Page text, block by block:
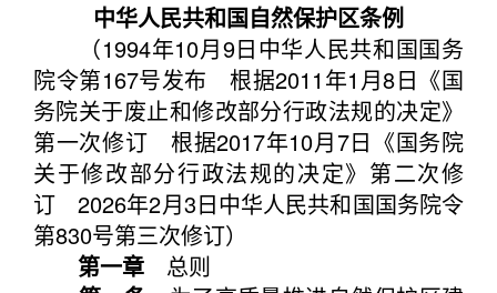
中华人民共和国自然保护区条例
（1994年10月9日中华人民共和国国务
院令第167号发布 根据2011年1月8日《国
务院关于废止和修改部分行政法规的决定》
第一次修订 根据2017年10月7日《国务院
关于修改部分行政法规的决定》第二次修
订 2026年2月3日中华人民共和国国务院令
第830号第三次修订）
第一章 总则